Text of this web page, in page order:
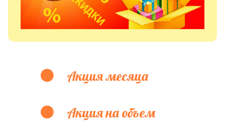
Акция месяца
Акция на объем